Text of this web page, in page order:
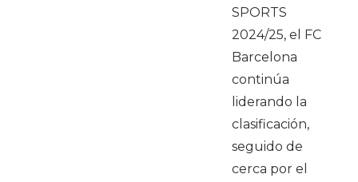
SPORTS
2024/25, el FC
Barcelona
continúa
liderando la
clasificación,
seguido de
cerca por el